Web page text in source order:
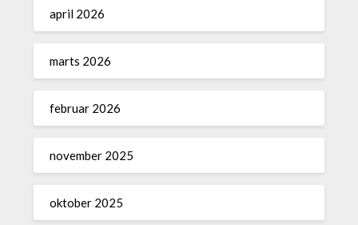
april 2026
marts 2026
februar 2026
november 2025
oktober 2025